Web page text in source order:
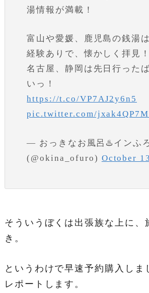
湯情報が満載！
富山や愛媛、鹿児島の銭湯
経験ありで、懐かしく拝見！
名古屋、静岡は先日行った
いっ！
https://t.co/VP7AJ2y6n5
pic.twitter.com/
— おっきなお風呂♨️インふ
(@okina_ofuro) October
そういうぼくは出張族な上に、
き。
というわけで早速予約購入しま
レポートします。